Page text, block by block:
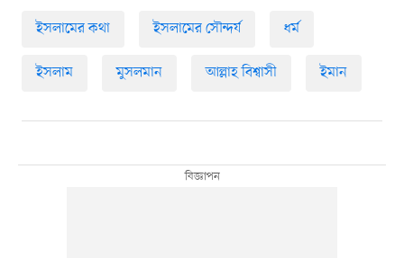
ইসলামের কথা ইসলামের সৌন্দর্য ধর্ম
ইসলাম মুসলমান আল্লাহ বিশ্বাসী ইমান